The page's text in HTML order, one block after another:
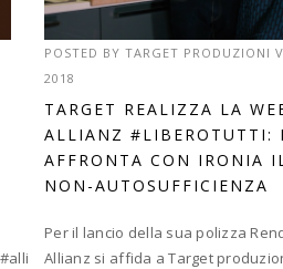
POSTED BYTARGET PRODUZIONI
2018
TARGET REALIZZA LA
ALLIANZ #LIBEROTUTTI:
AFFRONTA CON IRONIA
NON-AUTOSUFFICIENZA
Per il lancio della sua polizza
Allianz si affida a Target